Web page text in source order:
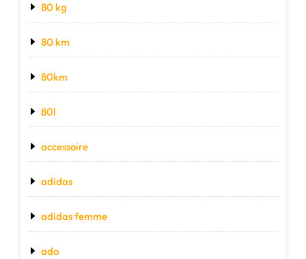
80 kg
80 km
80km
80l
accessoire
adidas
adidas femme
ado